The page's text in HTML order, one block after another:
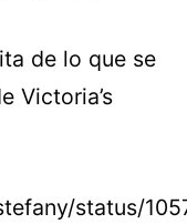
de lo que se
Victoria’s
status/